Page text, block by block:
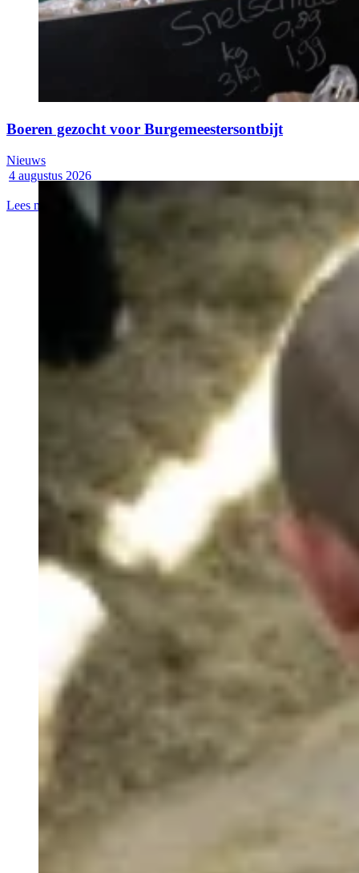
Boeren gezocht voor Burgemeestersontbijt
4 augustus 2026
Lees meer
Nieuws